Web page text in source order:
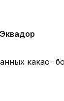
какао-